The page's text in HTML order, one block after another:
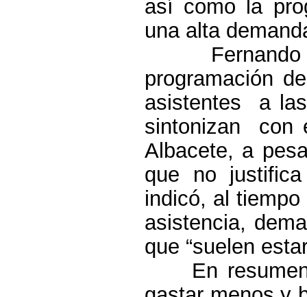
así como la
una alta
programación
asistentes
a las
sintonizan
con
Albacete, a
que
no
justifica
indicó, al
asistencia,
que “suelen
En